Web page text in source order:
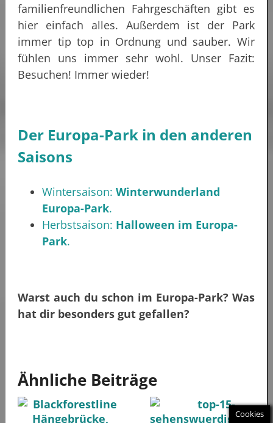
familienfreundlichen Fahrgeschäften gibt es
hier einfach alles. Außerdem ist der Park
immer tip top in Ordnung und sauber. Wir
fühlen uns immer sehr wohl. Unser Fazit:
Besuchen! Immer wieder!
Der Europa-Park in den anderen
Saisons
Wintersaison: Winterwunderland
Europa-Park.
Herbstsaison: Halloween im Europa-
Park.
Warst auch du schon im Europa-Park? Was
hat dir besonders gut gefallen?
Ähnliche Beiträge
Cookies